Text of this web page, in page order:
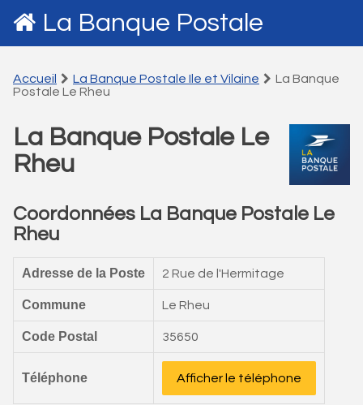
La Banque Postale
Accueil La Banque Postale Ile et Vilaine
La Banque
Postale Le Rheu
La Banque Postale Le
Rheu
Coordonnées La Banque Postale Le
Rheu
Adresse de la Poste 2 Rue de l'Hermitage
Commune Le Rheu
Code Postal 35650
Téléphone Afficher le téléphone